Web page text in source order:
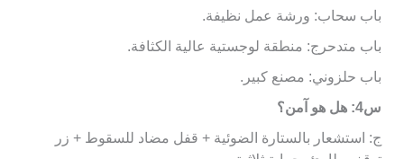
باب سحاب: ورشة عمل نظيفة.
باب متدحرج: منطقة لوجستية عالية الكثافة.
باب حلزوني: مصنع كبير.
س4: هل هو آمن؟
ج: استشعار بالستارة الضوئية + قفل مضاد للسقوط + زر